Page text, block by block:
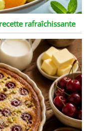
rafraîchissante